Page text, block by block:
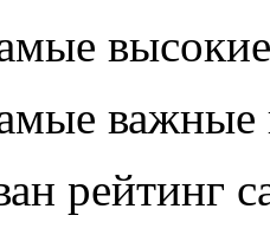
важные
рейтинг